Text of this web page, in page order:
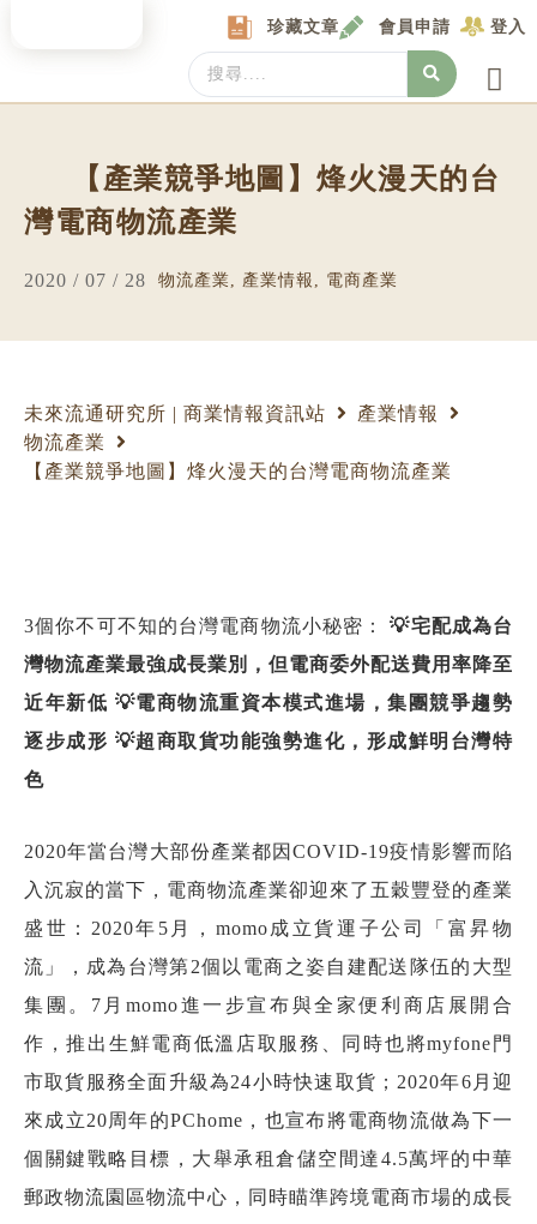
珍藏文章 會員申請 登入
Search
...
【產業競爭地圖】烽火漫天的台
灣電商物流產業
2020 / 07 / 28 物流產業, 產業情報 , 電商產業
未來流通研究所 | 商業情報資訊站
產業情報
物流產業
【產業競爭地圖】烽火漫天的台灣電商物流產業
3個你不可不知的台灣電商物流小秘密：💡宅配成為台
灣物流產業最強成長業別，但電商委外配送費用率降至
近年新低 💡電商物流重資本模式進場，集團競爭趨勢
逐步成形 💡超商取貨功能強勢進化，形成鮮明台灣特
色
2020年當台灣大部份產業都因COVID-19疫情影響而陷
入沉寂的當下，電商物流產業卻迎來了五穀豐登的產業
盛世：2020年5月，momo成立貨運子公司「富昇物
流」，成為台灣第2個以電商之姿自建配送隊伍的大型
集團。7月momo進一步宣布與全家便利商店展開合
作，推出生鮮電商低溫店取服務、同時也將myfone門
市取貨服務全面升級為24小時快速取貨；2020年6月迎
來成立20周年的PChome，也宣布將電商物流做為下一
個關鍵戰略目標，大舉承租倉儲空間達4.5萬坪的中華
郵政物流園區物流中心，同時瞄準跨境電商市場的成長